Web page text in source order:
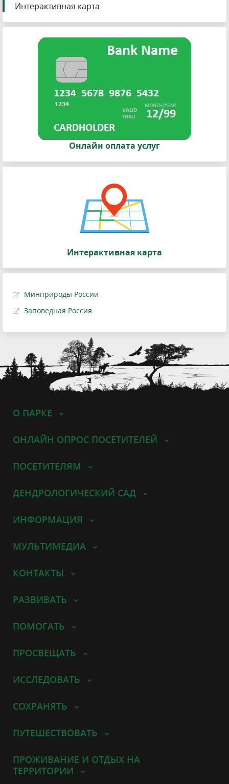
Интерактивная карта
Онлайн оплата услуг
Интерактивная карта
Минприроды России
Заповедная Россия
О ПАРКЕ
ОНЛАЙН ОПРОС ПОСЕТИТЕЛЕЙ
ПОСЕТИТЕЛЯМ
ДЕНДРОЛОГИЧЕСКИЙ САД
ИНФОРМАЦИЯ
МУЛЬТИМЕДИА
КОНТАКТЫ
РАЗВИВАТЬ
ПОМОГАТЬ
ПРОСВЕЩАТЬ
ИССЛЕДОВАТЬ
СОХРАНЯТЬ
ПУТЕШЕСТВОВАТЬ
ПРОЖИВАНИЕ И ОТДЫХ НА
ТЕРРИТОРИИ